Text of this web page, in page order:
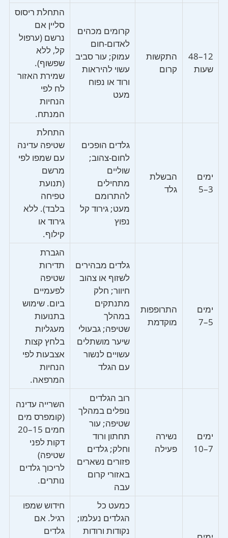
12–48
שעות
התקשות
קרום
קרומים מכהים
לאדום-חום
עמוק; עור סביב
עשוי להיראות
ורוד או נפוח
מעט
התחלת ריסוס
סליין אם
נרשם (ערפול
קל, ללא
שפשוף).
שמירת האזור
לח לפי
הנחיות
המנתח.
ימים
3–5
הבשלת
גלד
גלדים הופכים
לחום-צהוב;
שוליים
מתחילים
להתרומם
מעט; גירוד קל
נפוץ
התחלת
שטיפה עדינה
עם שמפו לפי
מרשם
(תנועת
טפיחה
בלבד). ללא
גירוד או
קילוף.
ימים
5–7
התרופפות
מוקדמת
גלדים מבהירים
לשזוף או צהוב
חיוור; חלק
מתנתקים
במהלך
שטיפה; גבעולי
שיער מושתלים
עשויים לנשור
עם הגלד
הגברת
תדירות
שטיפה
לפעמיים
ביום. שימוש
בתנועות
מעגליות
בלחץ קצות
אצבעות לפי
הנחיות
המרפאה.
ימים
7–10
נשירה
פעילה
רוב הגלדים
נופלים במהלך
שטיפה; עור
תחתון ורוד
וחלק; גלדים
פזורים נשארים
באזורי קרום
עבה
השרייה עדינה
(קומפרס מים
חמים 15–20
דקות לפני
שטיפה)
לריכוך גלדים
נותרים.
כמעט כל
הגלדים נעלמו;
נקודות ורודות
חידוש שמפו
רגיל. אם
גלדים